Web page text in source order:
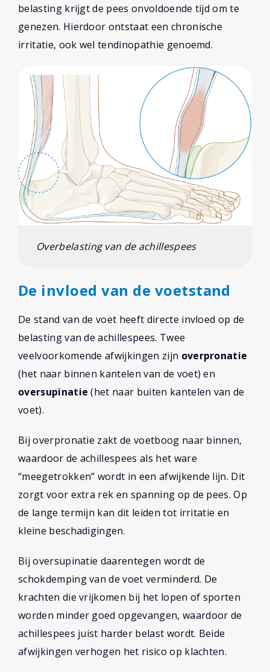
belasting krijgt de pees onvoldoende tijd om te
genezen. Hierdoor ontstaat een chronische
irritatie, ook wel tendinopathie genoemd.
Overbelasting van de achillespees
De invloed van de voetstand
De stand van de voet heeft directe invloed op de
belasting van de achillespees. Twee
veelvoorkomende afwijkingen zijn overpronatie
(het naar binnen kantelen van de voet) en
oversupinatie (het naar buiten kantelen van de
voet).
Bij overpronatie zakt de voetboog naar binnen,
waardoor de achillespees als het ware
“meegetrokken” wordt in een afwijkende lijn. Dit
zorgt voor extra rek en spanning op de pees. Op
de lange termijn kan dit leiden tot irritatie en
kleine beschadigingen.
Bij oversupinatie daarentegen wordt de
schokdemping van de voet verminderd. De
krachten die vrijkomen bij het lopen of sporten
worden minder goed opgevangen, waardoor de
achillespees juist harder belast wordt. Beide
afwijkingen verhogen het risico op klachten.